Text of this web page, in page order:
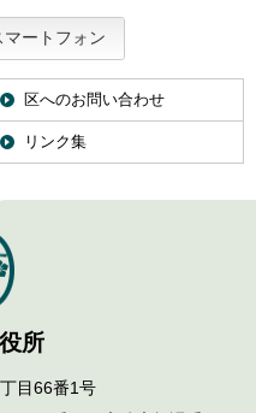
マートフォン
区へのお問い合わせ
リンク集
所
目66番1号